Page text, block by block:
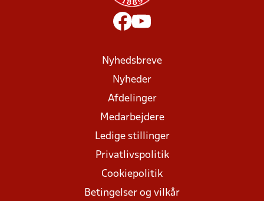
Nyhedsbreve
Nyheder
Afdelinger
Medarbejdere
Ledige stillinger
Privatlivspolitik
Cookiepolitik
Betingelser og vilkår